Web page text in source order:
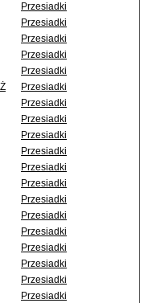
Przesiadki
Przesiadki
Przesiadki
Przesiadki
Przesiadki
Przesiadki
Przesiadki
Przesiadki
Przesiadki
Przesiadki
Przesiadki
Przesiadki
Przesiadki
Przesiadki
Przesiadki
Przesiadki
Przesiadki
Przesiadki
Przesiadki